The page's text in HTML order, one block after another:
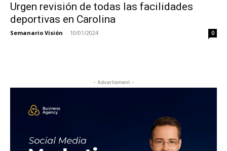
Urgen revisión de todas las facilidades
deportivas en Carolina
Semanario Visión - 10/01/2024 0
- Advertisment -